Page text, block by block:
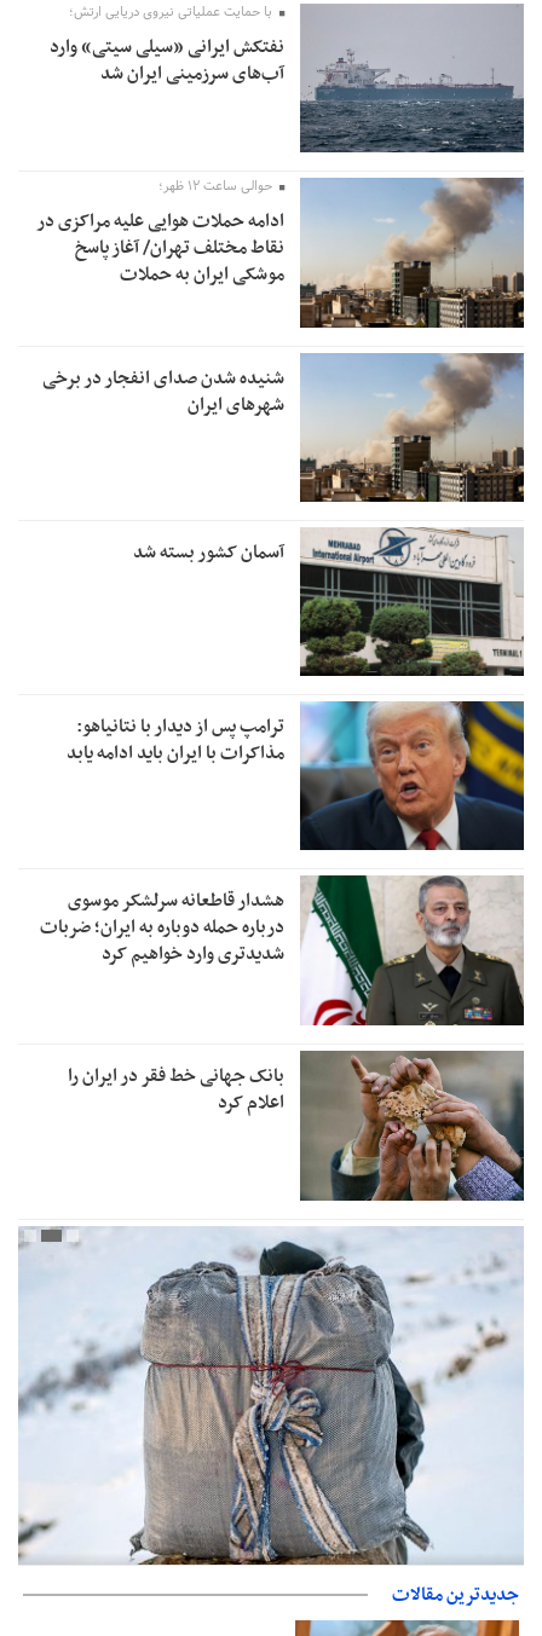
با حمایت عملیاتی نیروی دریایی ارتش؛
نفتکش ایرانی «سیلی سیتی» وارد
آب‌های سرزمینی ایران شد
حوالی ساعت ۱۲ ظهر؛
ادامه حملات هوایی علیه مراکزی در
نقاط مختلف تهران/ آغاز پاسخ
موشکی ایران به حملات
شنیده شدن صدای انفجار در برخی
شهرهای ایران
آسمان کشور بسته شد
ترامپ پس از دیدار با نتانیاهو:
مذاکرات با ایران باید ادامه یابد
هشدار قاطعانه سرلشکر موسوی
درباره حمله دوباره به ایران؛ ضربات
شدیدتری وارد خواهیم کرد
بانک جهانی خط فقر در ایران را
اعلام کرد
حمایت از مرزنشینان نباید به زیان تولید باشد/مواد اولیه با کولبری
وارد شود
جدیدترین مقالات